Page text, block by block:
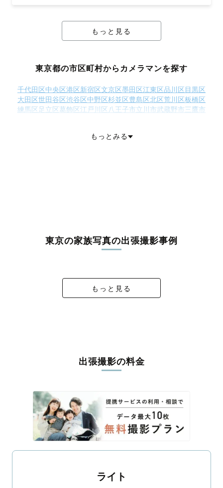
もっと見る
東京都の市区町村からカメラマンを探す
千代田区中央区港区新宿区文京区墨田区江東区品川区目黒区
大田区世田谷区渋谷区中野区杉並区豊島区北区荒川区板橋区
練馬区足立区葛飾区江戸川区八王子市立川市武蔵野市三鷹市
多摩市 稲城市羽村市
もっとみる
東京の家族写真の出張撮影事例
もっと見る
出張撮影の料金
ライト